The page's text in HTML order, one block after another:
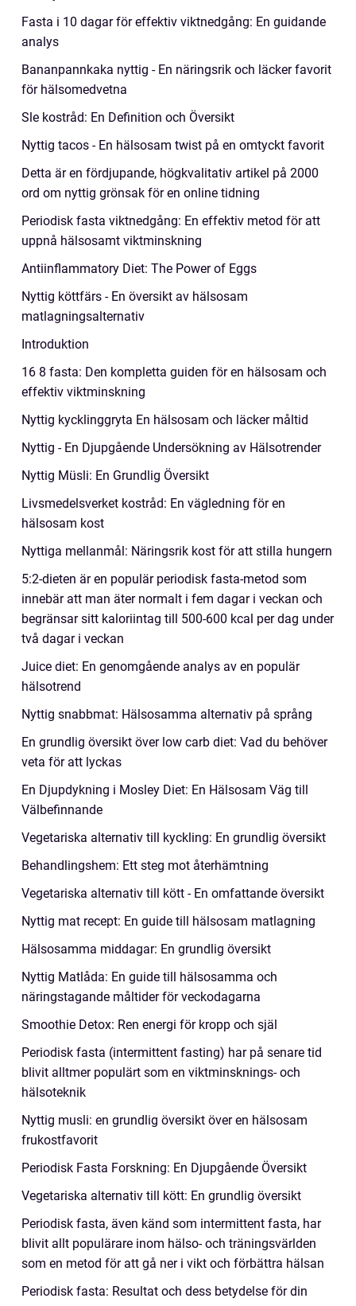
Fasta i 10 dagar för effektiv viktnedgång: En guidande
analys
Bananpannkaka nyttig - En näringsrik och läcker favorit
för hälsomedvetna
Sle kostråd: En Definition och Översikt
Nyttig tacos - En hälsosam twist på en omtyckt favorit
Detta är en fördjupande, högkvalitativ artikel på 2000
ord om nyttig grönsak för en online tidning
Periodisk fasta viktnedgång: En effektiv metod för att
uppnå hälsosamt viktminskning
Antiinflammatory Diet: The Power of Eggs
Nyttig köttfärs - En översikt av hälsosam
matlagningsalternativ
Introduktion
16 8 fasta: Den kompletta guiden för en hälsosam och
effektiv viktminskning
Nyttig kycklinggryta En hälsosam och läcker måltid
Nyttig - En Djupgående Undersökning av Hälsotrender
Nyttig Müsli: En Grundlig Översikt
Livsmedelsverket kostråd: En vägledning för en
hälsosam kost
Nyttiga mellanmål: Näringsrik kost för att stilla hungern
5:2-dieten är en populär periodisk fasta-metod som
innebär att man äter normalt i fem dagar i veckan och
begränsar sitt kaloriintag till 500-600 kcal per dag under
två dagar i veckan
Juice diet: En genomgående analys av en populär
hälsotrend
Nyttig snabbmat: Hälsosamma alternativ på språng
En grundlig översikt över low carb diet: Vad du behöver
veta för att lyckas
En Djupdykning i Mosley Diet: En Hälsosam Väg till
Välbefinnande
Vegetariska alternativ till kyckling: En grundlig översikt
Behandlingshem: Ett steg mot återhämtning
Vegetariska alternativ till kött - En omfattande översikt
Nyttig mat recept: En guide till hälsosam matlagning
Hälsosamma middagar: En grundlig översikt
Nyttig Matlåda: En guide till hälsosamma och
näringstagande måltider för veckodagarna
Smoothie Detox: Ren energi för kropp och själ
Periodisk fasta (intermittent fasting) har på senare tid
blivit alltmer populärt som en viktminsknings- och
hälsoteknik
Nyttig musli: en grundlig översikt över en hälsosam
frukostfavorit
Periodisk Fasta Forskning: En Djupgående Översikt
Vegetariska alternativ till kött: En grundlig översikt
Periodisk fasta, även känd som intermittent fasta, har
blivit allt populärare inom hälso- och träningsvärlden
som en metod för att gå ner i vikt och förbättra hälsan
Periodisk fasta: Resultat och dess betydelse för din